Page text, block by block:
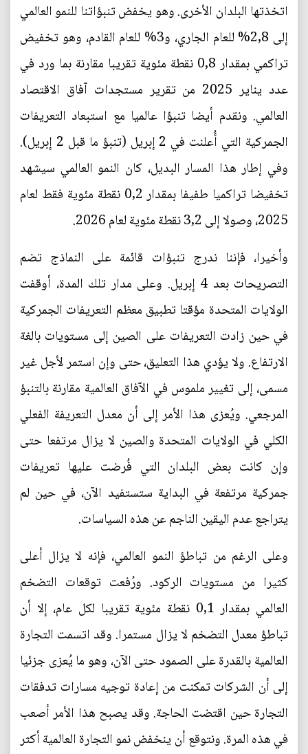
اتخذتها البلدان الأخرى. وهو يخفض تنبؤاتنا للنمو العالمي
إلى 2,8% للعام الجاري، و3% للعام القادم، وهو تخفيض
تراكمي بمقدار 0,8 نقطة مئوية تقريبا مقارنة بما ورد في
عدد يناير 2025 من تقرير مستجدات آفاق الاقتصاد
العالمي. ونقدم أيضا تنبؤا عالميا مع استبعاد التعريفات
الجمركية التي أُعلنت في 2 إبريل (تنبؤ ما قبل 2 إبريل).
وفي إطار هذا المسار البديل، كان النمو العالمي سيشهد
تخفيضا تراكميا طفيفا بمقدار 0,2 نقطة مئوية فقط لعام
2025، وصولا إلى 3,2 نقطة مئوية لعام 2026.
وأخيرا، فإننا ندرج تنبؤات قائمة على النماذج تضم
التصريحات بعد 4 إبريل. وعلى مدار تلك المدة، أوقفت
الولايات المتحدة مؤقتا تطبيق معظم التعريفات الجمركية
في حين زادت التعريفات على الصين إلى مستويات بالغة
الارتفاع. ولا يؤدي هذا التعليق، حتى وإن استمر لأجل غير
مسمى، إلى تغيير ملموس في الآفاق العالمية مقارنة بالتنبؤ
المرجعي. ويُعزى هذا الأمر إلى أن معدل التعريفة الفعلي
الكلي في الولايات المتحدة والصين لا يزال مرتفعا حتى
وإن كانت بعض البلدان التي فُرضت عليها تعريفات
جمركية مرتفعة في البداية ستستفيد الآن، في حين لم
يتراجع عدم اليقين الناجم عن هذه السياسات.
وعلى الرغم من تباطؤ النمو العالمي، فإنه لا يزال أعلى
كثيرا من مستويات الركود. ورُفعت توقعات التضخم
العالمي بمقدار 0,1 نقطة مئوية تقريبا لكل عام، إلا أن
تباطؤ معدل التضخم لا يزال مستمرا. وقد اتسمت التجارة
العالمية بالقدرة على الصمود حتى الآن، وهو ما يُعزى جزئيا
إلى أن الشركات تمكنت من إعادة توجيه مسارات تدفقات
التجارة حين اقتضت الحاجة. وقد يصبح هذا الأمر أصعب
في هذه المرة. ونتوقع أن ينخفض نمو التجارة العالمية أكثر